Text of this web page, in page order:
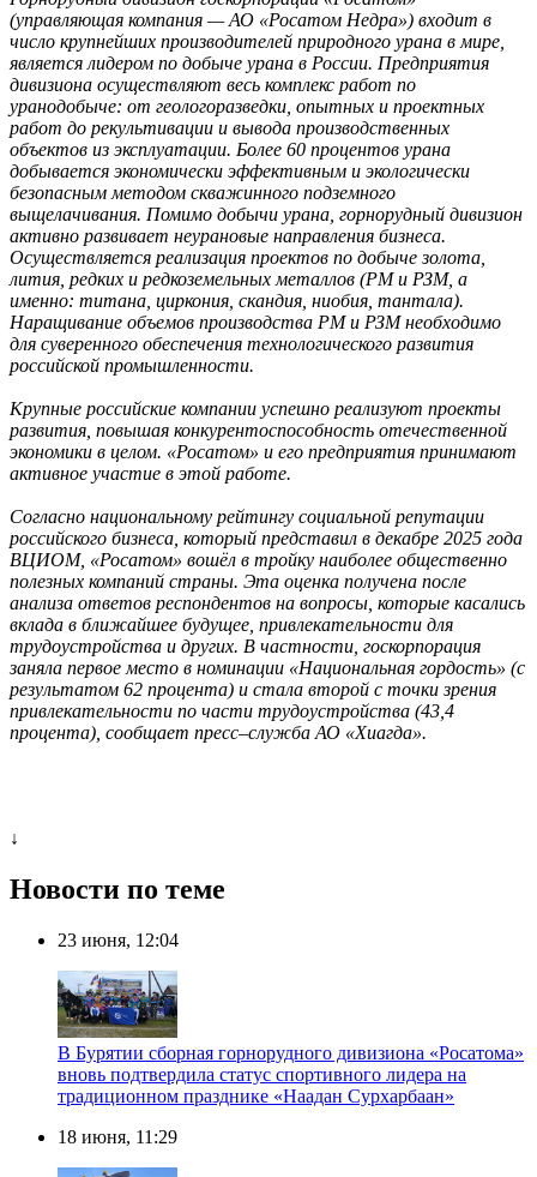
(управляющая компания — АО «Росатом Недра») входит в
число крупнейших производителей природного урана в мире,
является лидером по добыче урана в России. Предприятия
дивизиона осуществляют весь комплекс работ по
уранодобыче: от геологоразведки, опытных и проектных
работ до рекультивации и вывода производственных
объектов из эксплуатации. Более 60 процентов урана
добывается экономически эффективным и экологически
безопасным методом скважинного подземного
выщелачивания. Помимо добычи урана, горнорудный дивизион
активно развивает неурановые направления бизнеса.
Осуществляется реализация проектов по добыче золота,
лития, редких и редкоземельных металлов (РМ и РЗМ, а
именно: титана, циркония, скандия, ниобия, тантала).
Наращивание объемов производства РМ и РЗМ необходимо
для суверенного обеспечения технологического развития
российской промышленности.
Крупные российские компании успешно реализуют проекты
развития, повышая конкурентоспособность отечественной
экономики в целом. «Росатом» и его предприятия принимают
активное участие в этой работе.
Согласно национальному рейтингу социальной репутации
российского бизнеса, который представил в декабре 2025 года
ВЦИОМ, «Росатом» вошёл в тройку наиболее общественно
полезных компаний страны. Эта оценка получена после
анализа ответов респондентов на вопросы, которые касались
вклада в ближайшее будущее, привлекательности для
трудоустройства и других. В частности, госкорпорация
заняла первое место в номинации «Национальная гордость» (с
результатом 62 процента) и стала второй с точки зрения
привлекательности по части трудоустройства (43,4
процента), сообщает пресс–служба АО «Хиагда».
↓
Новости по теме
23 июня, 12:04
В Бурятии сборная горнорудного дивизиона «Росатома»
вновь подтвердила статус спортивного лидера на
традиционном празднике «Наадан Сурхарбаан»
18 июня, 11:29